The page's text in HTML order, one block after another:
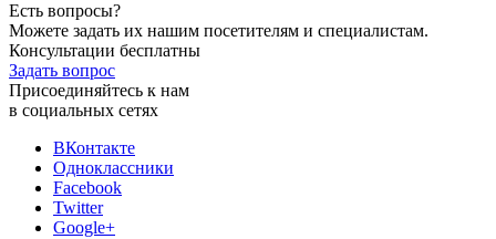
Есть вопросы?
Можете задать их нашим посетителям и специалистам.
Консультации бесплатны
Задать вопрос
Присоединяйтесь к нам
в социальных сетях
ВКонтакте
Одноклассники
Facebook
Twitter
Google+